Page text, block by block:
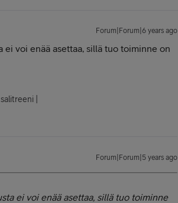
Forum|Forum|6 years ago
voi enää asettaa, sillä tuo toiminne on
|
Forum|Forum|5 years ago
ei voi enää asettaa, sillä tuo toiminne